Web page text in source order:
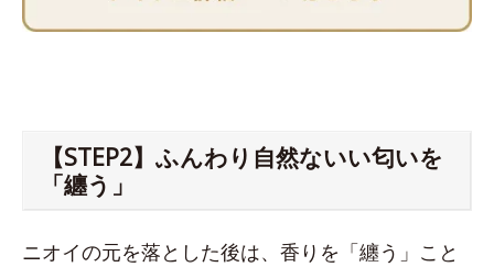
【STEP2】ふんわり自然ないい匂いを
「纏う」
ニオイの元を落とした後は、香りを「纏う」こと